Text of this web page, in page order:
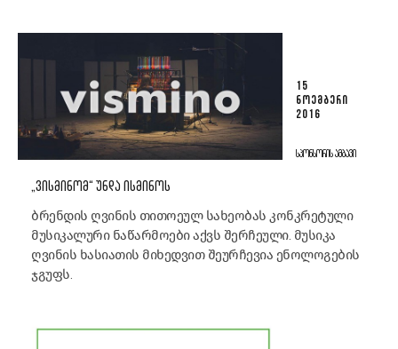
15
ᲜᲝᲔᲛᲑᲔᲠᲘ
2016
ᲡᲞᲝᲜᲡᲝᲠᲘᲡ ᲐᲛᲑᲐᲕᲘ
„ᲕᲘᲡᲛᲘᲜᲝᲛ“ ᲣᲜᲓᲐ ᲘᲡᲛᲘᲜᲝᲡ
ბრენდის ღვინის თითოეულ სახეობას კონკრეტული
მუსიკალური ნაწარმოები აქვს შერჩეული. მუსიკა
ღვინის ხასიათის მიხედვით შეურჩევია ენოლოგების
ჯგუფს.